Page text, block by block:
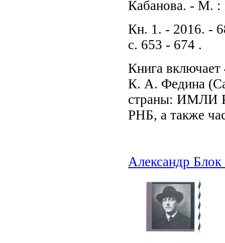
Кабанова. - М.
Кн. 1. - 2016. -
с. 653 - 674 .
Книга включает
К. А. Федина
страны: ИМЛИ
РНБ, а также
Александр